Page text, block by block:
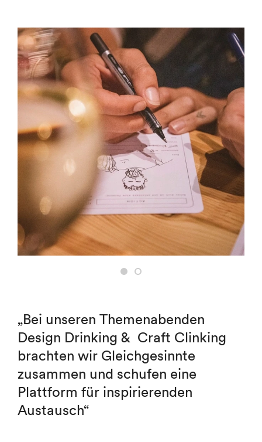
„Bei unseren Themenabenden
Design Drinking & Craft Clinking
brachten wir Gleichgesinnte
zusammen und schufen eine
Plattform für inspirierenden
Austausch“